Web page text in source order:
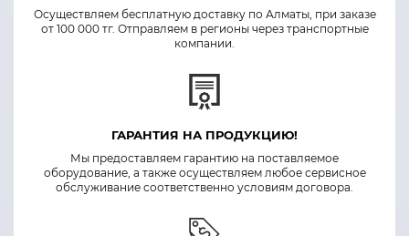
Осуществляем бесплатную доставку по Алматы, при заказе
от 100 000 тг. Отправляем в регионы через транспортные
компании.
ГАРАНТИЯ НА ПРОДУКЦИЮ!
Мы предоставляем гарантию на поставляемое
оборудование, а также осуществляем любое сервисное
обслуживание соответственно условиям договора.